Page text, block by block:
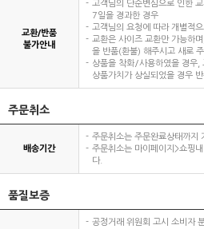
교환/반품
불가안내
고객님의 단순변심으로 인한
7일을 경과한 경우
고객님의 요청에 따라 개별적
교환은 사이즈 교환만 가능하
을 반품(환불) 해주시고 새로
상품을 착화/사용하였을 경우,
상품가치가 상실되었을 경우
주문취소
배송기간
주문취소는 주문완료상태까지
주문취소는 마이페이지>쇼핑
다.
품질보증
공정거래 위원회 고시 소비자